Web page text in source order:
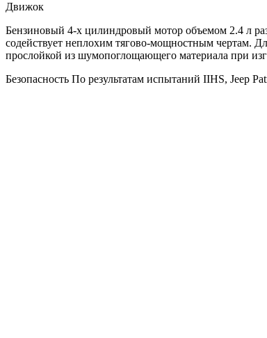
Движок
Бензиновый 4-х цилиндровый мотор объемом 2.4 л
содействует неплохим тягово-мощностным чертам.
прослойкой из шумопоглощающего материала при
Безопасность По результатам испытаний IIHS, Jeep